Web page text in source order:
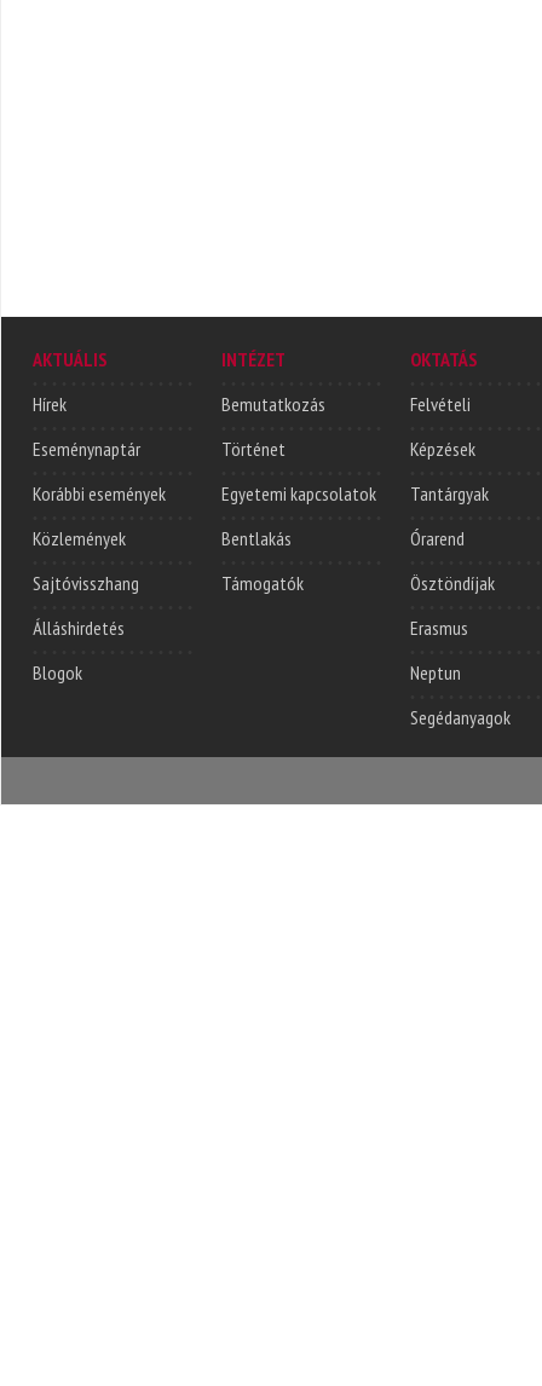
AKTUÁLIS
Hírek
Eseménynaptár
Korábbi események
Közlemények
Sajtóvisszhang
Álláshirdetés
Blogok
INTÉZET
Bemutatkozás
Történet
Egyetemi kapcsolatok
Bentlakás
Támogatók
OKTATÁS
Felvételi
Képzések
Tantárgyak
Órarend
Ösztöndíjak
Erasmus
Neptun
Segédanyagok